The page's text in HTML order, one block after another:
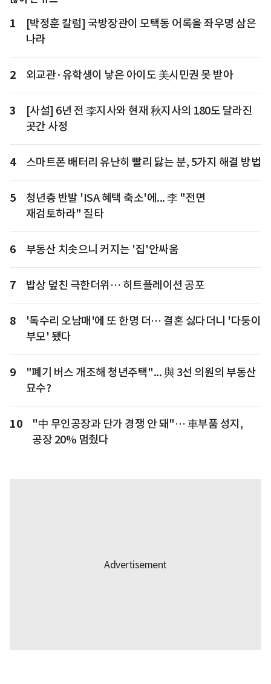
1
[박정훈 칼럼] 국방장관이 모택동 어록을 좌우명 삼은
나라
2 외교관·유학생이 낳은 아이도 美시민권 못 받아
3
[사설] 6년 전 李지사와 현재 秋지사의 180도 달라진
곳간 사정
4 스마트폰 배터리 유난히 빨리 닳는 분, 5가지 해결 방법
5
청년층 반발 'ISA 혜택 축소'에... 李 "전면
재검토하라" 질타
6 부동산 치솟으니 커지는 '집'안싸움
7 밥상 덮친 극한더위… 히트플레이션 공포
8
'독수리 오남매'에 또 한명 더… 결혼 싫다더니 '다둥이
부모' 됐다
9
"폐기 버스 개조해 청년주택"... 與 3선 의원의 부동산
묘수?
10
"中 무인공장과 단가 경쟁 안 돼"… 車부품 성지,
공장 20% 멈췄다